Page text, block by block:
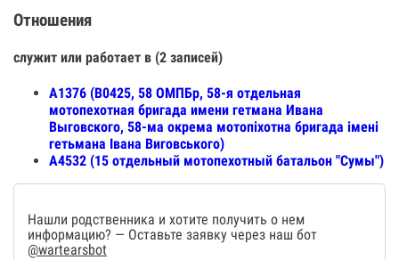
Отношения
служит или работает в (2 записей)
А1376 (В0425, 58 ОМПБр, 58-я отдельная
мотопехотная бригада имени гетмана Ивана
Выговского, 58-ма окрема мотопіхотна бригада імені
гетьмана Івана Виговського)
А4532 (15 отдельный мотопехотный батальон "Сумы")
Нашли родственника и хотите получить о нем
информацию? — Оставьте заявку через наш бот
@wartearsbot